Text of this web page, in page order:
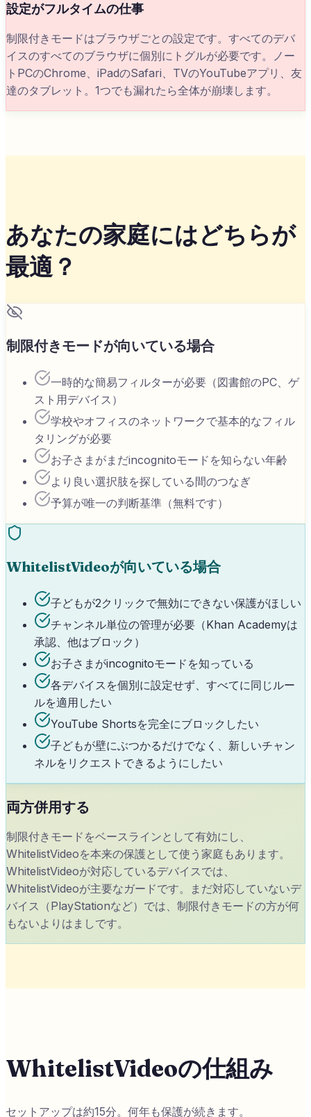
設定がフルタイムの仕事
制限付きモードはブラウザごとの設定です。すべてのデバ
イスのすべてのブラウザに個別にトグルが必要です。ノー
トPCのChrome、iPadのSafari、TVのYouTubeアプリ、友
達のタブレット。1つでも漏れたら全体が崩壊します。
あなたの家庭にはどちらが
最適？
制限付きモードが向いている場合
一時的な簡易フィルターが必要（図書館のPC、ゲ
スト用デバイス）
学校やオフィスのネットワークで基本的なフィル
タリングが必要
お子さまがまだincognitoモードを知らない年齢
より良い選択肢を探している間のつなぎ
予算が唯一の判断基準（無料です）
WhitelistVideoが向いている場合
子どもが2クリックで無効にできない保護がほしい
チャンネル単位の管理が必要（Khan Academyは
承認、他はブロック）
お子さまがincognitoモードを知っている
各デバイスを個別に設定せず、すべてに同じルー
ルを適用したい
YouTube Shortsを完全にブロックしたい
子どもが壁にぶつかるだけでなく、新しいチャン
ネルをリクエストできるようにしたい
両方併用する
制限付きモードをベースラインとして有効にし、
WhitelistVideoを本来の保護として使う家庭もあります。
WhitelistVideoが対応しているデバイスでは、
WhitelistVideoが主要なガードです。まだ対応していないデ
バイス（PlayStationなど）では、制限付きモードの方が何
もないよりはましです。
WhitelistVideoの仕組み
セットアップは約15分。何年も保護が続きます。